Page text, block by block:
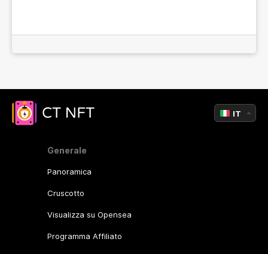
Generale
Panoramica
Cruscotto
Visualizza su Opensea
Programma Affiliato
IT